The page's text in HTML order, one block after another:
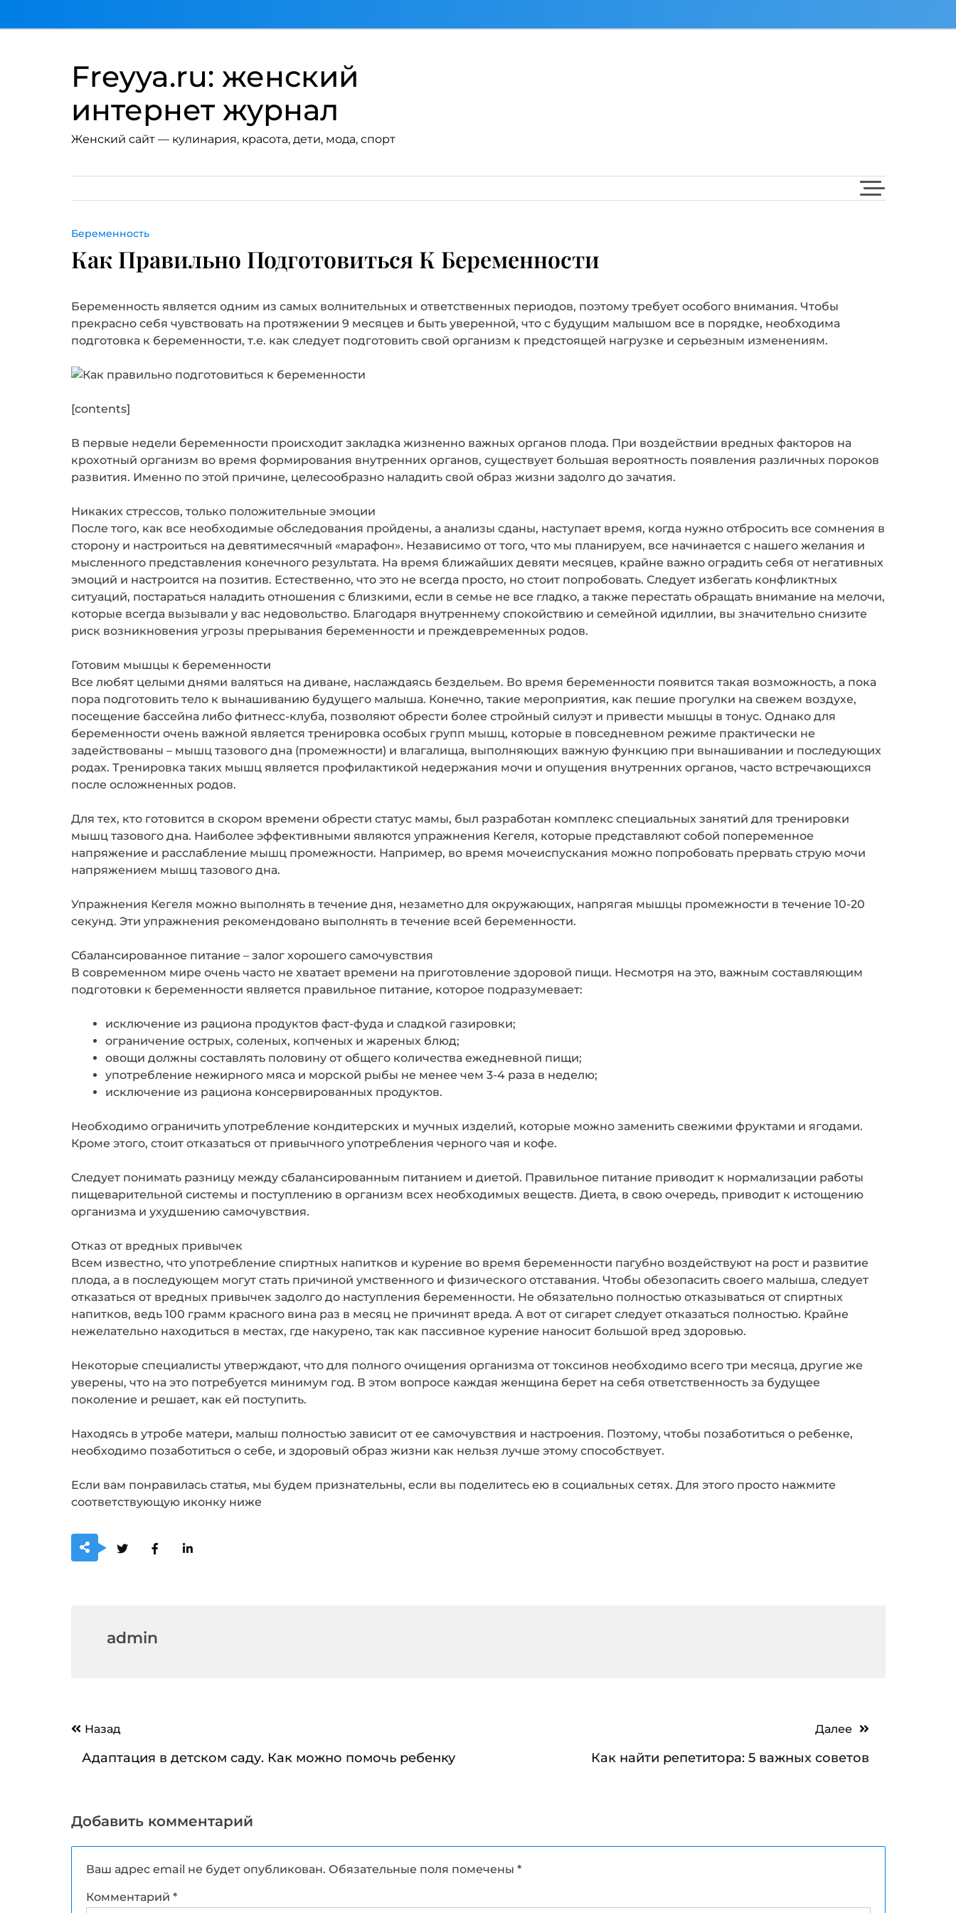
Freyya.ru: женский
интернет журнал
Женский сайт — кулинария, красота, дети, мода, спорт
Беременность
Как Правильно Подготовиться К Беременности
Беременность является одним из самых волнительных и ответственных периодов, поэтому требует особого внимания. Чтобы
прекрасно себя чувствовать на протяжении 9 месяцев и быть уверенной, что с будущим малышом все в порядке, необходима
подготовка к беременности, т.е. как следует подготовить свой организм к предстоящей нагрузке и серьезным изменениям.
[contents]
В первые недели беременности происходит закладка жизненно важных органов плода. При воздействии вредных факторов на
крохотный организм во время формирования внутренних органов, существует большая вероятность появления различных пороков
развития. Именно по этой причине, целесообразно наладить свой образ жизни задолго до зачатия.
Никаких стрессов, только положительные эмоции
После того, как все необходимые обследования пройдены, а анализы сданы, наступает время, когда нужно отбросить все сомнения в
сторону и настроиться на девятимесячный «марафон». Независимо от того, что мы планируем, все начинается с нашего желания и
мысленного представления конечного результата. На время ближайших девяти месяцев, крайне важно оградить себя от негативных
эмоций и настроится на позитив. Естественно, что это не всегда просто, но стоит попробовать. Следует избегать конфликтных
ситуаций, постараться наладить отношения с близкими, если в семье не все гладко, а также перестать обращать внимание на мелочи,
которые всегда вызывали у вас недовольство. Благодаря внутреннему спокойствию и семейной идиллии, вы значительно снизите
риск возникновения угрозы прерывания беременности и преждевременных родов.
Готовим мышцы к беременности
Все любят целыми днями валяться на диване, наслаждаясь бездельем. Во время беременности появится такая возможность, а пока
пора подготовить тело к вынашиванию будущего малыша. Конечно, такие мероприятия, как пешие прогулки на свежем воздухе,
посещение бассейна либо фитнесс-клуба, позволяют обрести более стройный силуэт и привести мышцы в тонус. Однако для
беременности очень важной является тренировка особых групп мышц, которые в повседневном режиме практически не
задействованы – мышц тазового дна (промежности) и влагалища, выполняющих важную функцию при вынашивании и последующих
родах. Тренировка таких мышц является профилактикой недержания мочи и опущения внутренних органов, часто встречающихся
после осложненных родов.
Для тех, кто готовится в скором времени обрести статус мамы, был разработан комплекс специальных занятий для тренировки
мышц тазового дна. Наиболее эффективными являются упражнения Кегеля, которые представляют собой попеременное
напряжение и расслабление мышц промежности. Например, во время мочеиспускания можно попробовать прервать струю мочи
напряжением мышц тазового дна.
Упражнения Кегеля можно выполнять в течение дня, незаметно для окружающих, напрягая мышцы промежности в течение 10-20
секунд. Эти упражнения рекомендовано выполнять в течение всей беременности.
Сбалансированное питание – залог хорошего самочувствия
В современном мире очень часто не хватает времени на приготовление здоровой пищи. Несмотря на это, важным составляющим
подготовки к беременности является правильное питание, которое подразумевает:
исключение из рациона продуктов фаст-фуда и сладкой газировки;
ограничение острых, соленых, копченых и жареных блюд;
овощи должны составлять половину от общего количества ежедневной пищи;
употребление нежирного мяса и морской рыбы не менее чем 3-4 раза в неделю;
исключение из рациона консервированных продуктов.
Необходимо ограничить употребление кондитерских и мучных изделий, которые можно заменить свежими фруктами и ягодами.
Кроме этого, стоит отказаться от привычного употребления черного чая и кофе.
Следует понимать разницу между сбалансированным питанием и диетой. Правильное питание приводит к нормализации работы
пищеварительной системы и поступлению в организм всех необходимых веществ. Диета, в свою очередь, приводит к истощению
организма и ухудшению самочувствия.
Отказ от вредных привычек
Всем известно, что употребление спиртных напитков и курение во время беременности пагубно воздействуют на рост и развитие
плода, а в последующем могут стать причиной умственного и физического отставания. Чтобы обезопасить своего малыша, следует
отказаться от вредных привычек задолго до наступления беременности. Не обязательно полностью отказываться от спиртных
напитков, ведь 100 грамм красного вина раз в месяц не причинят вреда. А вот от сигарет следует отказаться полностью. Крайне
нежелательно находиться в местах, где накурено, так как пассивное курение наносит большой вред здоровью.
Некоторые специалисты утверждают, что для полного очищения организма от токсинов необходимо всего три месяца, другие же
уверены, что на это потребуется минимум год. В этом вопросе каждая женщина берет на себя ответственность за будущее
поколение и решает, как ей поступить.
Находясь в утробе матери, малыш полностью зависит от ее самочувствия и настроения. Поэтому, чтобы позаботиться о ребенке,
необходимо позаботиться о себе, и здоровый образ жизни как нельзя лучше этому способствует.
Если вам понравилась статья, мы будем признательны, если вы поделитесь ею в социальных сетях. Для этого просто нажмите
соответствующую иконку ниже
admin
Навигация
записям
Назад
Адаптация в детском саду. Как можно помочь ребенку
Далее
Как найти репетитора: 5 важных советов
Добавить комментарий
Ваш адрес email не будет опубликован. Обязательные поля помечены *
Комментарий *